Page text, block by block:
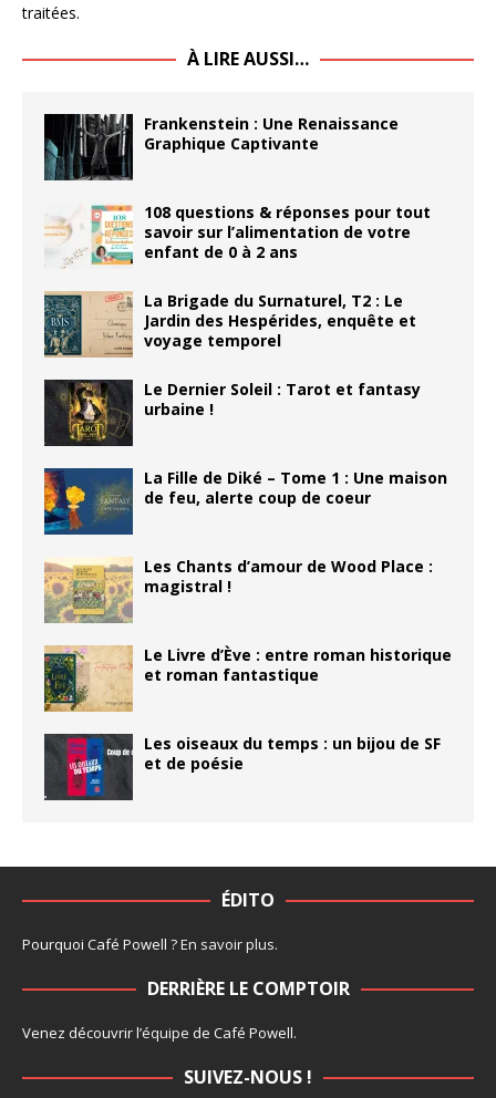
traitées.
À LIRE AUSSI…
Frankenstein : Une Renaissance
Graphique Captivante
108 questions & réponses pour tout
savoir sur l’alimentation de votre
enfant de 0 à 2 ans
La Brigade du Surnaturel, T2 : Le
Jardin des Hespérides, enquête et
voyage temporel
Le Dernier Soleil : Tarot et fantasy
urbaine !
La Fille de Diké – Tome 1 : Une maison
de feu, alerte coup de coeur
Les Chants d’amour de Wood Place :
magistral !
Le Livre d’Ève : entre roman historique
et roman fantastique
Les oiseaux du temps : un bijou de SF
et de poésie
ÉDITO
Pourquoi Café Powell ?En savoir plus.
DERRIÈRE LE COMPTOIR
Venez découvrir l’équipe de Café Powell.
SUIVEZ-NOUS !